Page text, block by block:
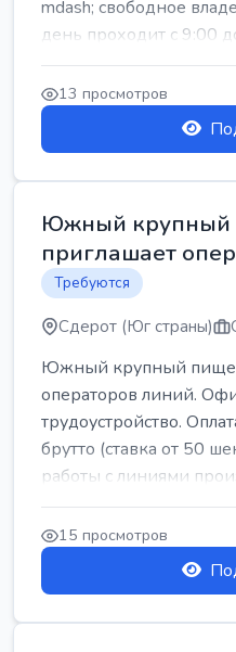
mdash; свободное
день проходит с 9:00
13 просмотров
Южный крупный
приглашает
Требуются
Сдерот (Юг страны)
Южный крупный
операторов линий.
трудоустройство.
брутто (ставка от 50
работы с линиями
15 просмотров